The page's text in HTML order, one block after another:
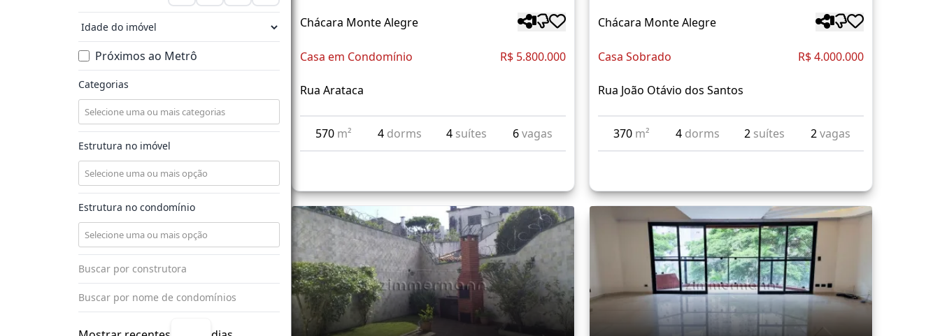
Próximos ao Metrô
Categorias
Estrutura no imóvel
Estrutura no condomínio
Chácara Monte Alegre
Casa em Condomínio R$ 5.800.000
Rua Arataca
570 m² 4 dorms 4 suítes 6vagas
Chácara Monte Alegre
Casa Sobrado R$ 4.000.000
Rua João Otávio dos Santos
370 m² 4 dorms 2 suítes 2vagas